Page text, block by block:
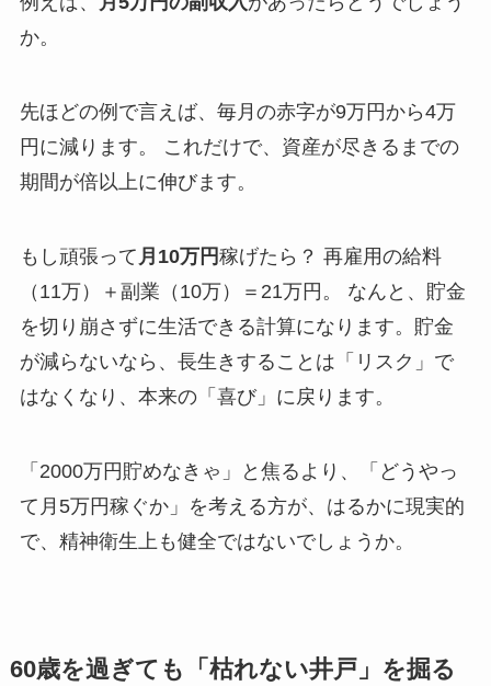
か。
先ほどの例で言えば、毎月の赤字が9万円から4万
円に減ります。 これだけで、資産が尽きるまでの
期間が倍以上に伸びます。
もし頑張って 月10万円稼げたら？ 再雇用の給料
（11万）＋副業（10万）＝21万円。 なんと、貯金
を切り崩さずに生活できる計算になります。貯金
が減らないなら、長生きすることは「リスク」で
はなくなり、本来の「喜び」に戻ります。
「2000万円貯めなきゃ」と焦るより、「どうやっ
て月5万円稼ぐか」を考える方が、はるかに現実的
で、精神衛生上も健全ではないでしょうか。
60歳を過ぎても「枯れない井戸」を掘る